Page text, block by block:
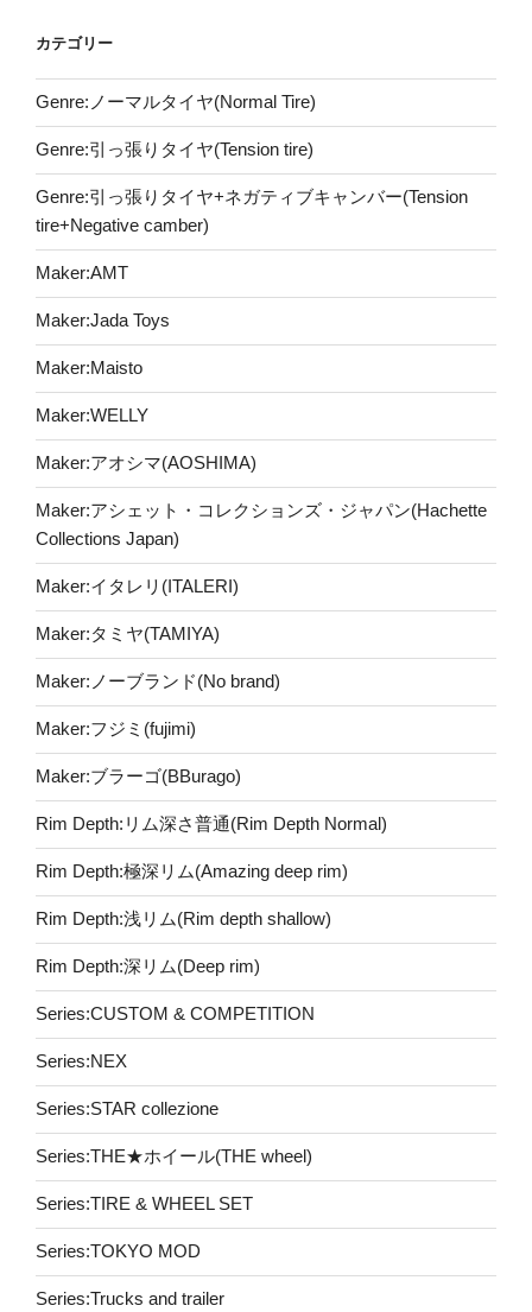
カテゴリー
Genre:ノーマルタイヤ(Normal Tire)
Genre:引っ張りタイヤ(Tension tire)
Genre:引っ張りタイヤ+ネガティブキャンバー(Tension
tire+Negative camber)
Maker:AMT
Maker:Jada Toys
Maker:Maisto
Maker:WELLY
Maker:アオシマ(AOSHIMA)
Maker:アシェット・コレクションズ・ジャパン(Hachette
Collections Japan)
Maker:イタレリ(ITALERI)
Maker:タミヤ(TAMIYA)
Maker:ノーブランド(No brand)
Maker:フジミ(fujimi)
Maker:ブラーゴ(BBurago)
Rim Depth:リム深さ普通(Rim Depth Normal)
Rim Depth:極深リム(Amazing deep rim)
Rim Depth:浅リム(Rim depth shallow)
Rim Depth:深リム(Deep rim)
Series:CUSTOM & COMPETITION
Series:NEX
Series:STAR collezione
Series:THE★ホイール(THE wheel)
Series:TIRE & WHEEL SET
Series:TOKYO MOD
Series:Trucks and trailer